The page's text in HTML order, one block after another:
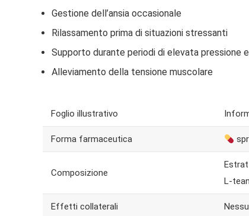
Gestione dell’ansia occasionale
Rilassamento prima di situazioni stressanti
Supporto durante periodi di elevata pressione
Alleviamento della tensione muscolare
Foglio illustrativo
Forma farmaceutica
Composizione
L-
Effetti collaterali